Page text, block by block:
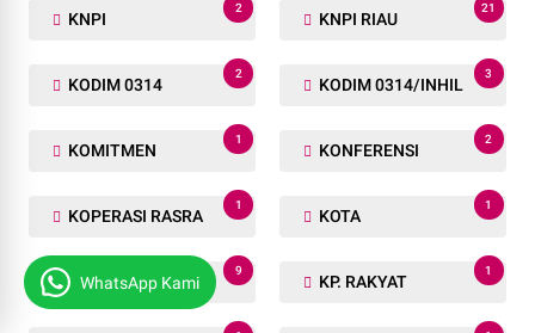
KNPI
2
KNPI RIAU
21
KODIM 0314
2
KODIM 0314/INHIL
3
KOMITMEN
1
KONFERENSI
2
KOPERASI RASRA
1
KOTA
1
KOTAPINANG
9
KP. RAKYAT
1
WhatsApp Kami